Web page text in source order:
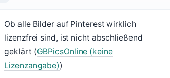
Ob alle Bilder auf Pinterest wirklich
lizenzfrei sind, ist nicht abschließend
geklärt (GBPicsOnline (keine
Lizenzangabe))